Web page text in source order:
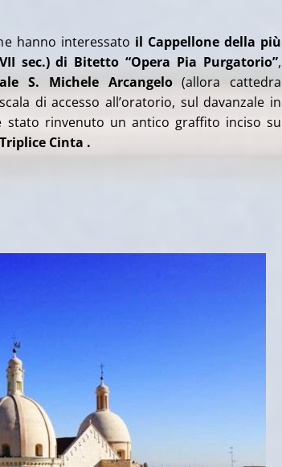
hanno interessato il Cappellone della più
sec.) di Bitetto “Opera Pia Purgatorio”,
S. Michele Arcangelo(allora cattedra
di accesso all’oratorio, sul davanzale in
rinvenuto un antico graffito inciso su
Triplice Cinta .